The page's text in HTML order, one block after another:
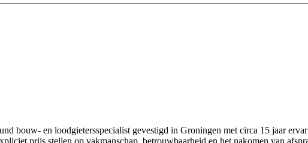
bouw‑ en loodgietersspecialist gevestigd in Groningen met circa 15 jaar
prijs stellen op vakmanschap, betrouwbaarheid en het nakomen van